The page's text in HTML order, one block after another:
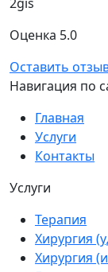
Оценка 5.0
Оставить
Навигация по
Главная
Услуги
Контакты
Услуги
Терапия
Хирургия
Хирургия